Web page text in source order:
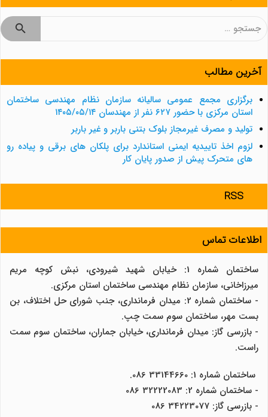
جستجو
آخرین مطالب
برگزاری مجمع عمومی سالیانه سازمان نظام مهندسی ساختمان
استان مرکزی با حضور ۶۲۷ نفر از مهندسان ۱۴۰۵/۰۵/۱۴
تولید و مصرف غیرمجاز بلوک بتنی باربر و غیر باربر
لزوم اخذ تاییدیه ایمنی استاندارد برای پلکان های برقی و پیاده رو
های متحرک پیش از صدور پایان کار
RSS
اطلاعات تماس
ساختمان شماره 1: خیابان شهید شیرودی، نبش کوچه مریم
میرزاخانی، سازمان نظام مهندسی ساختمان استان مرکزی.
- ساختمان شماره 2: میدان فرمانداری، جنب شورای حل اختلاف، بن
بست مهر، ساختمان سوم سمت چپ.
- بازرسی گاز: میدان فرمانداری، خیابان جماران، ساختمان سوم سمت
راست.
ساختمان شماره 1: 33144660 086.
- ساختمان شماره 2: 32222083 086
- بازرسی گاز: 34223077 086